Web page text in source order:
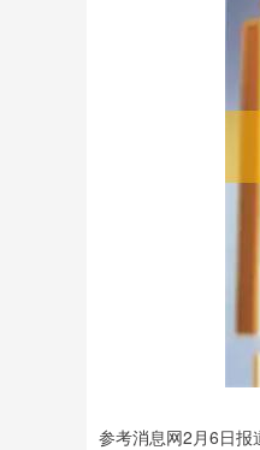
参考消息网2月6日报